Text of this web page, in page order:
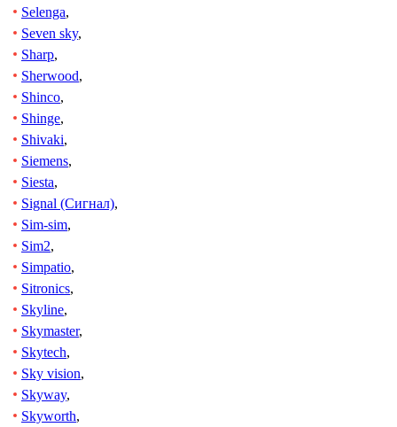
Selenga,
Seven sky,
Sharp,
Sherwood,
Shinco,
Shinge,
Shivaki,
Siemens,
Siesta,
Signal (Сигнал),
Sim-sim,
Sim2,
Simpatio,
Sitronics,
Skyline,
Skymaster,
Skytech,
Sky vision,
Skyway,
Skyworth,